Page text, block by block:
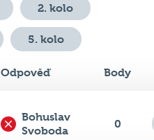
2. kolo
5. kolo
Odpověď Body
Bohuslav
Svoboda
0